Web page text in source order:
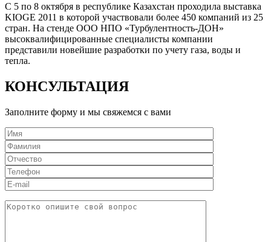
С 5 по 8 октября в республике Казахстан проходила выставка
KIOGE 2011 в которой участвовали более 450 компаний из 25
стран. На стенде ООО НПО «Турбулентность-ДОН»
высоквалифицированные специалисты компании
представили новейшие разработки по учету газа, воды и
тепла.
КОНСУЛЬТАЦИЯ
Заполните форму и мы свяжемся с вами